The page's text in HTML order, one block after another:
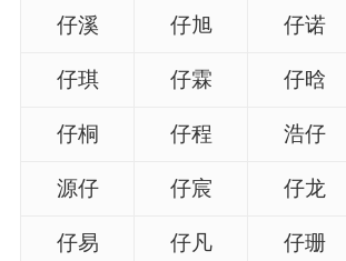
仔溪 仔旭 仔诺
仔琪 仔霖 仔晗
仔桐 仔程 浩仔
源仔 仔宸 仔龙
仔易 仔凡 仔珊